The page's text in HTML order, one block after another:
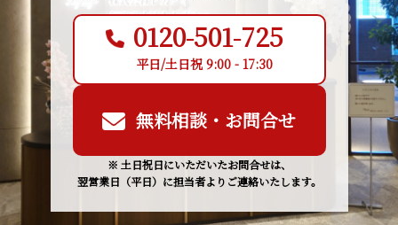
0120-501-725
平日/土日祝 9:00 - 17:30
無料相談・お問合せ
※ 土日祝日にいただいたお問合せは、
翌営業日（平日）に担当者よりご連絡いたします。